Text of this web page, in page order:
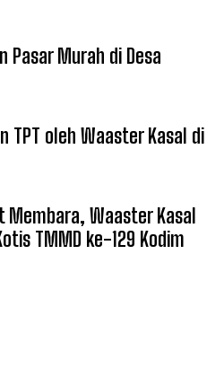
Pasar Murah di Desa
TPT oleh Waaster Kasal di
Membara, Waaster Kasal
TMMD ke-129 Kodim